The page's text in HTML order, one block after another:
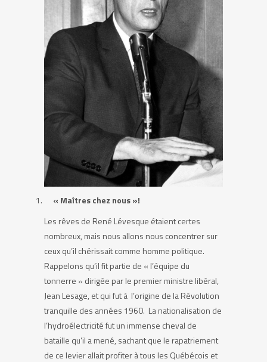
« Maîtres chez nous »!
Les rêves de René Lévesque étaient certes
nombreux, mais nous allons nous concentrer sur
ceux qu’il chérissait comme homme politique.
Rappelons qu’il fit partie de « l’équipe du
tonnerre » dirigée par le premier ministre libéral,
Jean Lesage, et qui fut à l’origine de la Révolution
tranquille des années 1960. La nationalisation de
l’hydroélectricité fut un immense cheval de
bataille qu’il a mené, sachant que le rapatriement
de ce levier allait profiter à tous les Québécois et